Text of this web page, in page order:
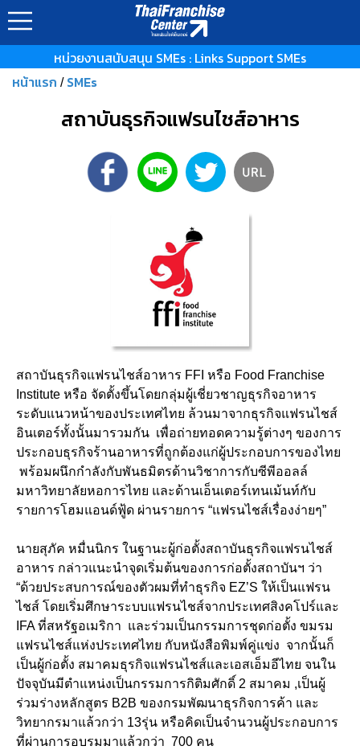
หน่วยงานสนับสนุน SMEs : Links Support SMEs
หน้าแรก / SMEs
สถาบันธุรกิจแฟรนไชส์อาหาร
สถาบันธุรกิจแฟรนไชส์อาหาร FFI หรือ Food Franchise
Institute หรือ จัดตั้งขึ้นโดยกลุ่มผู้เชี่ยวชาญธุรกิจอาหาร
ระดับแนวหน้าของประเทศไทย ล้วนมาจากธุรกิจแฟรนไชส์
อินเตอร์ทั้งนั้นมารวมกัน เพื่อถ่ายทอดความรู้ต่างๆ ของการ
ประกอบธุรกิจร้านอาหารที่ถูกต้องแก่ผู้ประกอบการของไทย
พร้อมผนึกกำลังกับพันธมิตรด้านวิชาการกับซีพีออลล์
มหาวิทยาลัยหอการไทย และด้านเอ็นเตอร์เทนเม้นท์กับ
รายการโฮมแอนด์ฟู้ด ผ่านรายการ “แฟรนไชส์เรื่องง่ายๆ”
นายสุภัค หมื่นนิกร ในฐานะผู้ก่อตั้งสถาบันธุรกิจแฟรนไชส์
อาหาร กล่าวแนะนำจุดเริ่มต้นของการก่อตั้งสถาบันฯ ว่า
“ด้วยประสบการณ์ของตัวผมที่ทำธุรกิจ EZ’S ให้เป็นแฟรน
ไชส์ โดยเริ่มศึกษาระบบแฟรนไชส์จากประเทศสิงคโปร์และ
IFA ที่สหรัฐอเมริกา และร่วมเป็นกรรมการชุดก่อตั้ง ขมรม
แฟรนไชส์แห่งประเทศไทย กับหนังสือพิมพ์คู่แข่ง จากนั้นก็
เป็นผู้ก่อตั้ง สมาคมธุรกิจแฟรนไชส์และเอสเอ็มอีไทย จนใน
ปัจจุบันมีตำแหน่งเป็นกรรมการกิติมศักดิ์ 2 สมาคม ,เป็นผู้
ร่วมร่างหลักสูตร B2B ของกรมพัฒนาธุรกิจการค้า และ
วิทยากรมาแล้วกว่า 13รุ่น หรือคิดเป็นจำนวนผู้ประกอบการ
ที่ผ่านการอบรมมาแล้วกว่า 700 คน